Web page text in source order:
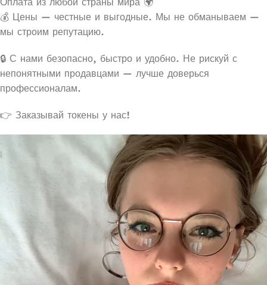
💰 Цены — честные и выгодные. Мы не обманываем —
мы строим репутацию.
🔒 С нами безопасно, быстро и удобно. Не рискуй с
непонятными продавцами — лучше доверься
профессионалам.
👉 Заказывай токены у нас!